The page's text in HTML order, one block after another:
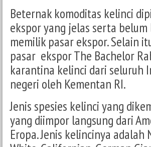
Beternak komoditas kelinci
ekspor yang jelas serta
memilik pasar ekspor. Selain
pasar ekspor The Bachelor
karantina kelinci dari seluruh
negeri oleh Kementan RI.
Jenis spesies kelinci yang
yang diimpor langsung dari
Eropa. Jenis kelincinya